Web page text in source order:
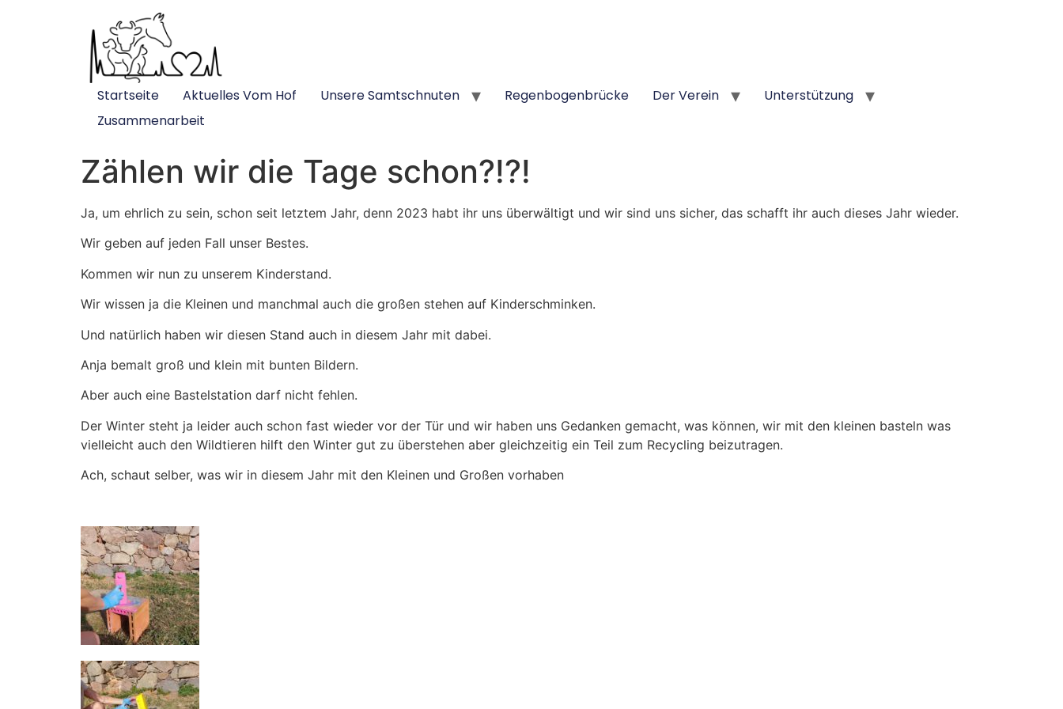
Startseite Aktuelles Vom Hof Unsere Samtschnuten Regenbogenbrücke Der Verein
Unterstützung
Zusammenarbeit
Zählen wir die Tage schon?!?!
Ja, um ehrlich zu sein, schon seit letztem Jahr, denn 2023 habt ihr uns überwältigt und wir sind uns sicher, das schafft ihr auch dieses Jahr wieder.
Wir geben auf jeden Fall unser Bestes.
Kommen wir nun zu unserem Kinderstand.
Wir wissen ja die Kleinen und manchmal auch die großen stehen auf Kinderschminken.
Und natürlich haben wir diesen Stand auch in diesem Jahr mit dabei.
Anja bemalt groß und klein mit bunten Bildern.
Aber auch eine Bastelstation darf nicht fehlen.
Der Winter steht ja leider auch schon fast wieder vor der Tür und wir haben uns Gedanken gemacht, was können, wir mit den kleinen basteln was
vielleicht auch den Wildtieren hilft den Winter gut zu überstehen aber gleichzeitig ein Teil zum Recycling beizutragen.
Ach, schaut selber, was wir in diesem Jahr mit den Kleinen und Großen vorhaben